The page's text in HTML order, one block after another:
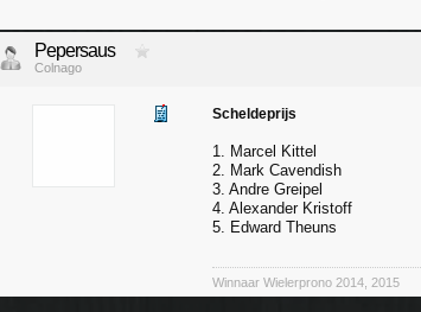
Pepersaus
Colnago
Scheldeprijs
1. Marcel Kittel
2. Mark Cavendish
3. Andre Greipel
4. Alexander Kristoff
5. Edward Theuns
Winnaar Wielerprono 2014, 2015